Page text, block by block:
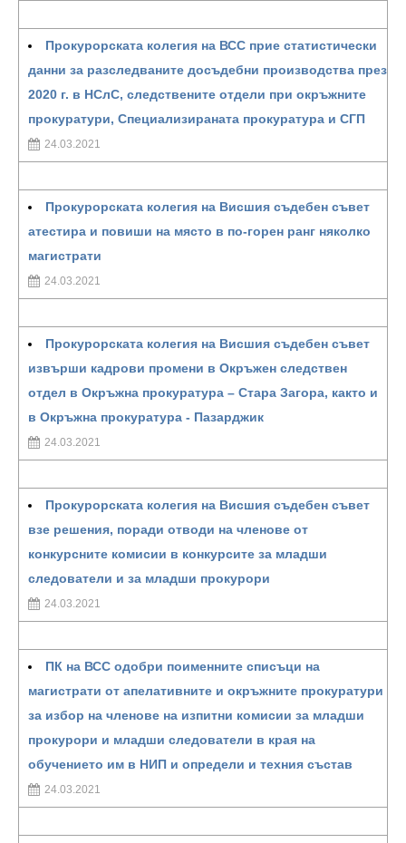
Прокурорската колегия на ВСС прие статистически
данни за разследваните досъдебни производства през
2020 г. в НСлС, следствените отдели при окръжните
прокуратури, Специализираната прокуратура и СГП
24.03.2021
Прокурорската колегия на Висшия съдебен съвет
атестира и повиши на място в по-горен ранг няколко
магистрати
24.03.2021
Прокурорската колегия на Висшия съдебен съвет
извърши кадрови промени в Окръжен следствен
отдел в Окръжна прокуратура – Стара Загора, както и
в Окръжна прокуратура - Пазарджик
24.03.2021
Прокурорската колегия на Висшия съдебен съвет
взе решения, поради отводи на членове от
конкурсните комисии в конкурсите за младши
следователи и за младши прокурори
24.03.2021
ПК на ВСС одобри поименните списъци на
магистрати от апелативните и окръжните прокуратури
за избор на членове на изпитни комисии за младши
прокурори и младши следователи в края на
обучението им в НИП и определи и техния състав
24.03.2021